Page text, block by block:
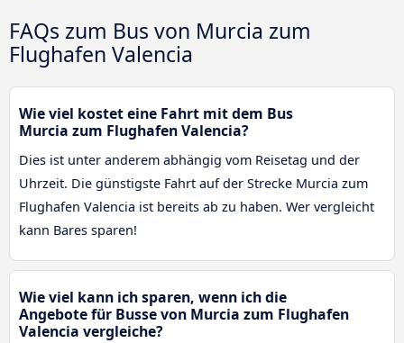
FAQs zum Bus von Murcia zum
Flughafen Valencia
Wie viel kostet eine Fahrt mit dem Bus
Murcia zum Flughafen Valencia?
Dies ist unter anderem abhängig vom Reisetag und der
Uhrzeit. Die günstigste Fahrt auf der Strecke Murcia zum
Flughafen Valencia ist bereits ab zu haben. Wer vergleicht
kann Bares sparen!
Wie viel kann ich sparen, wenn ich die
Angebote für Busse von Murcia zum Flughafen
Valencia vergleiche?